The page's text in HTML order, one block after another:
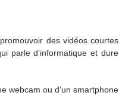
des vidéos courtes
parle d’informatique et dure
webcam ou d’un smartphone